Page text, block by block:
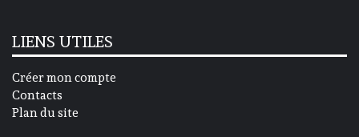
LIENS UTILES
Créer mon compte
Contacts
Plan du site